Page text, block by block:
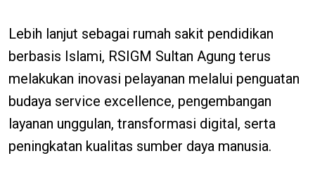
Lebih lanjut sebagai rumah sakit pendidikan
berbasis Islami, RSIGM Sultan Agung terus
melakukan inovasi pelayanan melalui penguatan
budaya service excellence, pengembangan
layanan unggulan, transformasi digital, serta
peningkatan kualitas sumber daya manusia.